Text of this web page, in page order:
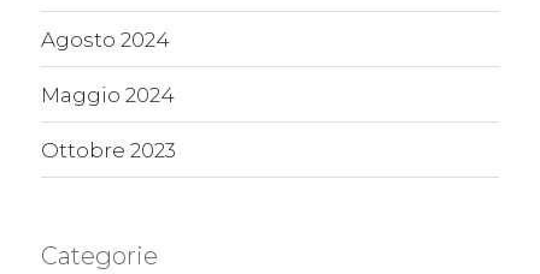
Agosto 2024
Maggio 2024
Ottobre 2023
Categorie